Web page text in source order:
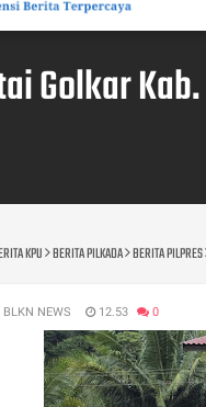
Golkar
KPU BERITA PILKADA BERITA PILPRES
BLKN NEWS 12.53 0